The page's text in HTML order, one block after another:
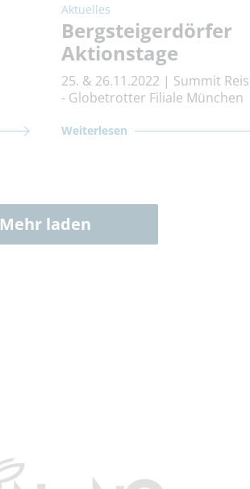
Aktuelles
Bergsteigerdörfer
Aktionstage
25. & 26.11.2022 | Summit
- Globetrotter Filiale München
Weiterlesen
Mehr laden